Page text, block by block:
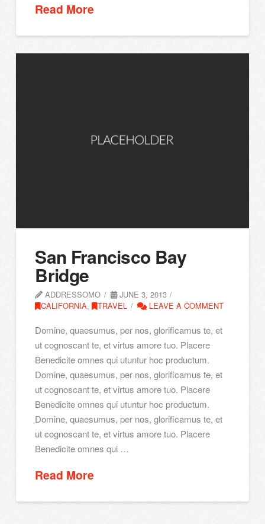
Read More
San Francisco Bay
Bridge
ADDRESSOMO
JUNE 3, 2013
CALIFORNIA, TRAVEL LEAVE A COMMENT
Domine, quaesumus, per nos, glorificamus te, et
ut cognoscant te, et virtus amore tuo. Placere
Benedicite omnes qui utuntur hoc productum.
Domine, quaesumus, per nos, glorificamus te, et
ut cognoscant te, et virtus amore tuo. Placere
Benedicite omnes qui utuntur hoc productum.
Domine, quaesumus, per nos, glorificamus te, et
ut cognoscant te, et virtus amore tuo. Placere
Benedicite omnes qui …
Read More